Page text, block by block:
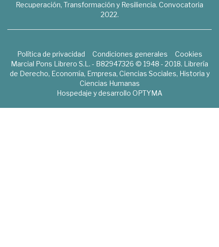
Recuperación, Transformación y Resiliencia. Convocatoria
2022.
Política de privacidad Condiciones generales
Cookies
Marcial Pons Librero S.L. - B82947326 © 1948 - 2018. Librería
de Derecho, Economía, Empresa, Ciencias Sociales, Historia y
Ciencias Humanas
Hospedaje y desarrollo OPTYMA